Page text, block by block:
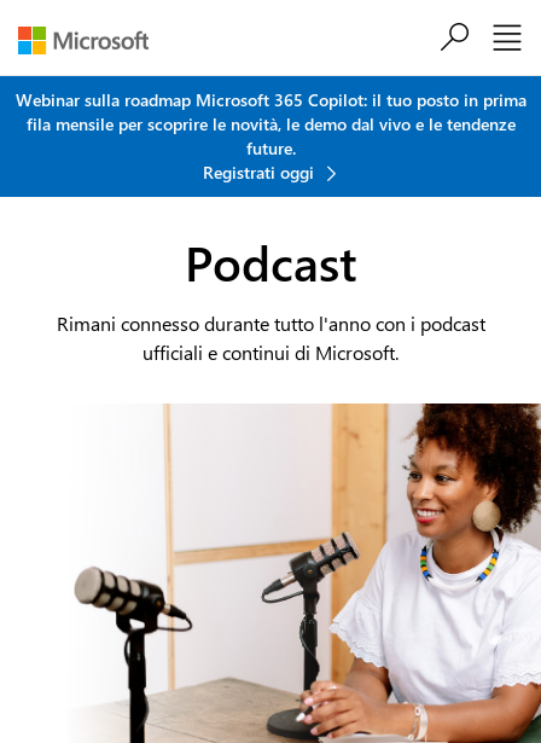
Webinar sulla roadmap Microsoft 365 Copilot: il tuo posto in prima
fila mensile per scoprire le novità, le demo dal vivo e le tendenze
future.
Registrati oggi
Podcast
Rimani connesso durante tutto l'anno con i podcast
ufficiali e continui di Microsoft.